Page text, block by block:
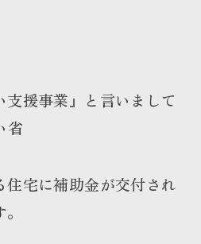
支援事業』と言いまして
省
住宅に補助金が交付され